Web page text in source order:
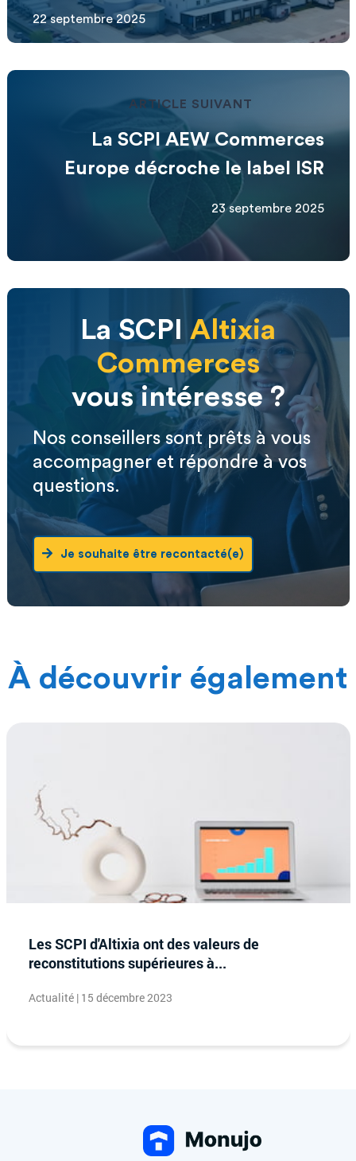
22 septembre 2025
ARTICLE SUIVANT
La SCPI AEW Commerces
Europe décroche le label ISR
23 septembre 2025
La SCPI Altixia
Commerces
vous intéresse ?
Nos conseillers sont prêts à vous
accompagner et répondre à vos
questions.
Je souhaite être recontacté(e)
À découvrir également
Les SCPI d'Altixia ont des valeurs de
reconstitutions supérieures à...
Actualité | 15 décembre 2023